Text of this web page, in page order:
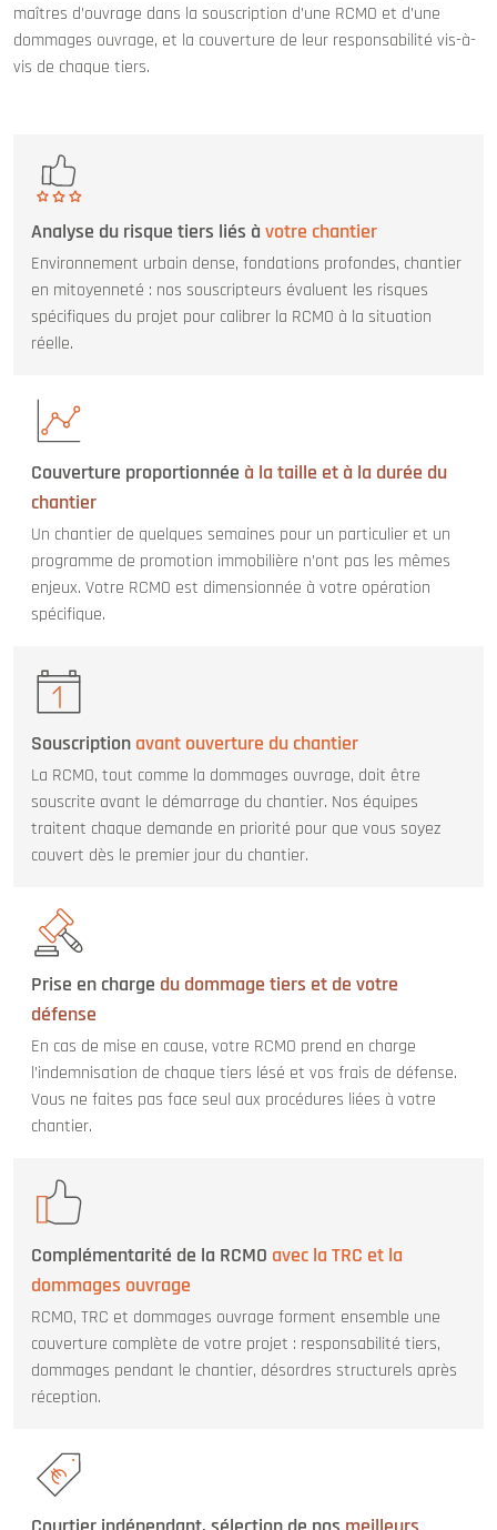
maîtres d’ouvrage dans la souscription d’une RCMO et d’une
dommages ouvrage, et la couverture de leur responsabilité vis-à-
vis de chaque tiers.
Analyse du risque tiers liés à votre chantier
Environnement urbain dense, fondations profondes, chantier
en mitoyenneté : nos souscripteurs évaluent les risques
spécifiques du projet pour calibrer la RCMO à la situation
réelle.
Couverture proportionnée à la taille et à la durée du
chantier
Un chantier de quelques semaines pour un particulier et un
programme de promotion immobilière n’ont pas les mêmes
enjeux. Votre RCMO est dimensionnée à votre opération
spécifique.
Souscription avant ouverture du chantier
La RCMO, tout comme la dommages ouvrage, doit être
souscrite avant le démarrage du chantier. Nos équipes
traitent chaque demande en priorité pour que vous soyez
couvert dès le premier jour du chantier.
Prise en charge du dommage tiers et de votre
défense
En cas de mise en cause, votre RCMO prend en charge
l’indemnisation de chaque tiers lésé et vos frais de défense.
Vous ne faites pas face seul aux procédures liées à votre
chantier.
Complémentarité de la RCMO avec la TRC et la
dommages ouvrage
RCMO, TRC et dommages ouvrage forment ensemble une
couverture complète de votre projet : responsabilité tiers,
dommages pendant le chantier, désordres structurels après
réception.